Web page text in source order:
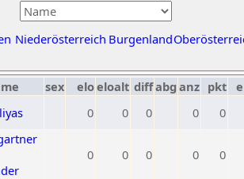
Niederösterreich Burgenland
sex eloeloalt diffabg anz pkt
0 0 0 0 0
0 0 0 0 0